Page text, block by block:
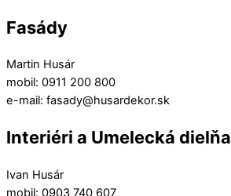
Fasády
Martin Husár
mobil: 0911 200 800
e-mail: fasady@husardekor.sk
Interiéri a Umelecká dielňa
Ivan Husár
mobil: 0903 740 607